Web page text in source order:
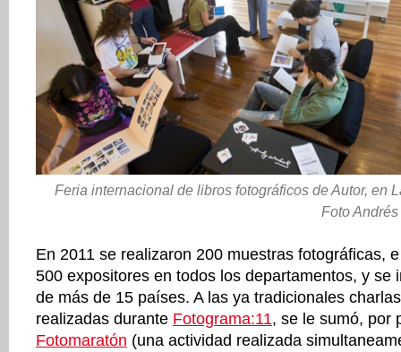
Feria internacional de libros fotográficos de Autor, en
Foto
En 2011 se realizaron 200 muestras fotográficas,
500 expositores en todos los departamentos, y se
de más de 15 países. A las ya tradicionales
realizadas durante Fotograma:11, se le sumó, por
Fotomaratón (una actividad realizada